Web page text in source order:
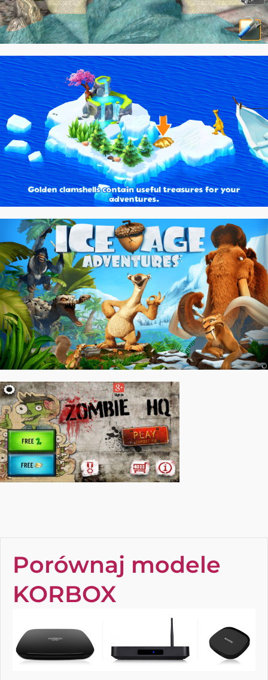
Porównaj modele
KORBOX